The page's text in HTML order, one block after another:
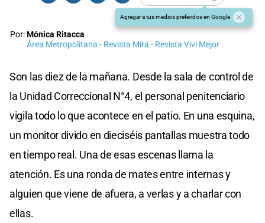
Agregar a tus medios preferidos en Google
Por:Mónica Ritacca
Área Metropolitana - Revista Mirá - Revista Viví Mejor
Son las diez de la mañana. Desde la sala de control de
la Unidad Correccional N°4, el personal penitenciario
vigila todo lo que acontece en el patio. En una esquina,
un monitor divido en dieciséis pantallas muestra todo
en tiempo real. Una de esas escenas llama la
atención. Es una ronda de mates entre internas y
alguien que viene de afuera, a verlas y a charlar con
ellas.